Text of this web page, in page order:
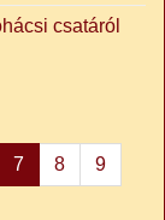
csatáról
7 8 9